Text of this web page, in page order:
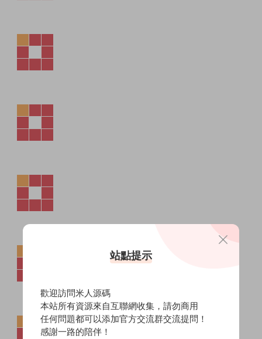
站點提示
歡迎訪問米人源碼
本站所有資源來自互聯網收集，請勿商用
任何問題都可以添加官方交流群交流提問！
感謝一路的陪伴！